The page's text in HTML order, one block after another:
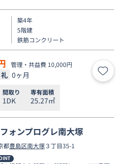
築4年
5階建
鉄筋コンクリート
管理・共益費 10,000円
礼 0ヶ月 お気
間取り
1DK
専有面積
25.27㎡
ォンプログレ南大塚
都豊島区南大塚３丁目35-1